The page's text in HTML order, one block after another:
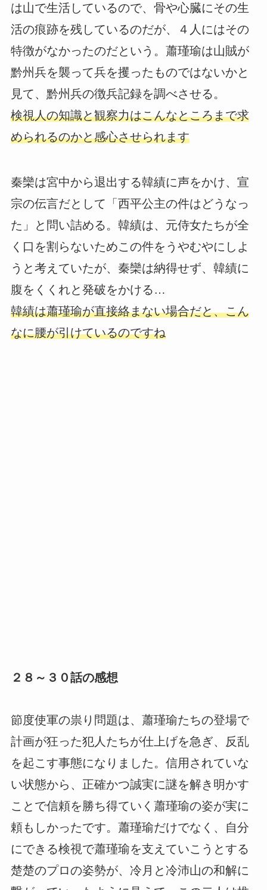
は山で生活しているので、骨や心臓にその生
活の痕跡を残しているのだが、４人にはその
特徴がなかったのだという。蕭瑾瑜は山賊が
黔州兵を襲って兵を攫ったものではないかと
見て、黔州兵の徴兵記録を調べさせる。
検視人の知識と観察力はこんなところまで求
められるのかと感心させられます
秦欒は宮中から退出する韓績に声をかけ、宣
宗の伝言だとして「西平公主の件はどうなっ
た」と問い詰める。韓績は、元侍女たちが全
く口を割らないためこの件をうやむやにしよ
うと考えていたが、秦欒は納得せず、韓績に
腹をくくれと発破をかける…
韓績は蕭瑾瑜が直接絡まない場合だと、こん
なに腰が引けているのですね
２８～３０話の感想
節度使軍の祟り問題は、蕭瑾瑜たちの登場で
計画が狂った犯人たちが仕上げを急ぎ、反乱
を起こす事態になりました。信用されていな
い状態から、正確かつ誠実に謎を解き明かす
ことで信頼を勝ち得ていく蕭瑾瑜の姿が実に
頼もしかったです。蕭瑾瑜だけでなく、自分
にできる検視で蕭瑾瑜を支えていこうとする
楚楚のプロの姿勢が、冷月と冷沛山の和解に